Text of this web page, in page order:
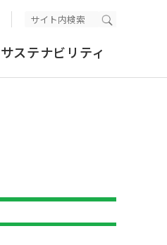
検索実行
サステナビリティ